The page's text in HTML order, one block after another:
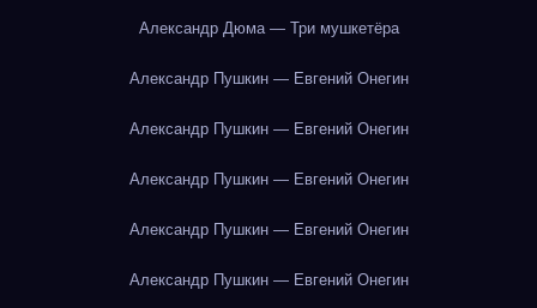
Александр Дюма — Три мушкетёра
Александр Пушкин — Евгений Онегин
Александр Пушкин — Евгений Онегин
Александр Пушкин — Евгений Онегин
Александр Пушкин — Евгений Онегин
Александр Пушкин — Евгений Онегин